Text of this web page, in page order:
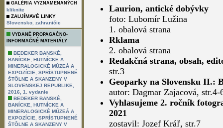
GALÉRIA VYZNAMENANÝCH
kliknite
ZAUJÍMAVÉ LINKY
Slovensko zahraničie
VYDANÉ PROPAGAČNO-
INFORMAČNÉ MATERIÁLY
BEDEKER BANSKÉ,
BANÍCKE, HUTNÍCKE A
MINERALOGICKÉ MÚZEÁ A
EXPOZÍCIE, SPRÍSTUPNENÉ
ŠTÔLNE A SKANZENY V
SLOVENSKEJ REPUBLIKE,
2016, 1. vydanie
BEDEKER BANSKÉ,
BANÍCKE, HUTNÍCKE A
MINERALOGICKÉ MÚZEÁ A
EXPOZÍCIE, SPRÍSTUPNENÉ
ŠTÔLNE A SKANZENY V
Laurion, antické dobývky
foto: Lubomír Lužina
1. obalová strana
Rklama
2. obalová strana
Redakčná strana, obsah,
str.3
Geoparky na Slovensku II.:
autor: Dagmar Zajacová, str.4-
Vyhlasujeme 2. ročník
2021
zostavil: Jozef Kráľ, str.7